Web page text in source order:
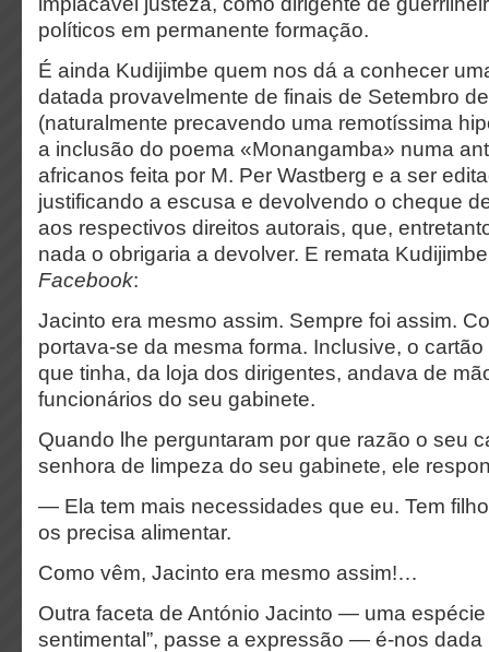
políticos em permanente formação.
É ainda Kudijimbe quem nos dá a conhecer
datada provavelmente de finais de Setembro
(naturalmente precavendo uma remotíssima
a inclusão do poema «Monangamba» numa
africanos feita por M. Per Wastberg e a ser
justificando a escusa e devolvendo o cheque
aos respectivos direitos autorais, que,
nada o obrigaria a devolver. E remata
Facebook:
Jacinto era mesmo assim. Sempre foi assim.
portava-se da mesma forma. Inclusive, o
que tinha, da loja dos dirigentes, andava de
funcionários do seu gabinete.
Quando lhe perguntaram por que razão o seu
senhora de limpeza do seu gabinete, ele
— Ela tem mais necessidades que eu. Tem
os precisa alimentar.
Como vêm, Jacinto era mesmo assim!…
Outra faceta de António Jacinto — uma espécie
sentimental”, passe a expressão — é-nos dada